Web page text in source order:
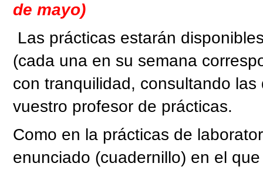
de mayo)
Las prácticas estarán
(cada una en su semana
con tranquilidad, consultando
vuestro profesor de prácticas.
Como en la prácticas de
enunciado (cuadernillo) en el